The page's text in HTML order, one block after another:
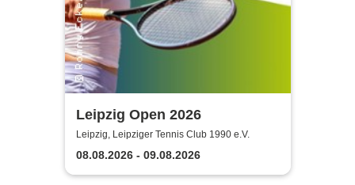
Leipzig Open 2026
Leipzig, Leipziger Tennis Club 1990 e.V.
08.08.2026 - 09.08.2026